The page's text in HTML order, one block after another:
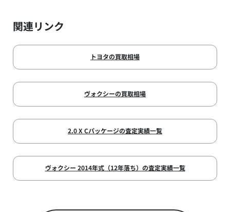
関連リンク
トヨタの買取相場
ヴォクシーの買取相場
2.0 X Cパッケージの査定実績一覧
ヴォクシー 2014年式（12年落ち）の査定実績一覧